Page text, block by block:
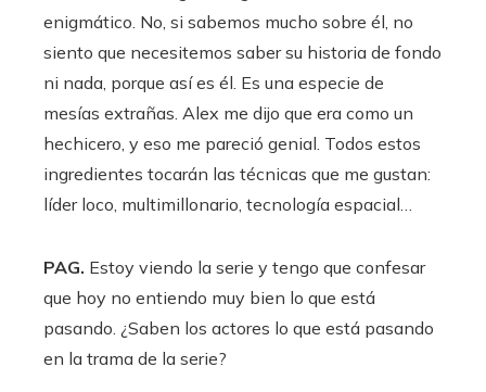
enigmático. No, si sabemos mucho sobre él, no
siento que necesitemos saber su historia de fondo
ni nada, porque así es él. Es una especie de
mesías extrañas. Alex me dijo que era como un
hechicero, y eso me pareció genial. Todos estos
ingredientes tocarán las técnicas que me gustan:
líder loco, multimillonario, tecnología espacial…
PAG. Estoy viendo la serie y tengo que confesar
que hoy no entiendo muy bien lo que está
pasando. ¿Saben los actores lo que está pasando
en la trama de la serie?